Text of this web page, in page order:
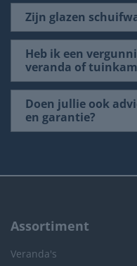
Zijn glazen
Heb ik een
veranda of
Doen jullie ook
en garantie?
Assortiment
Veranda's